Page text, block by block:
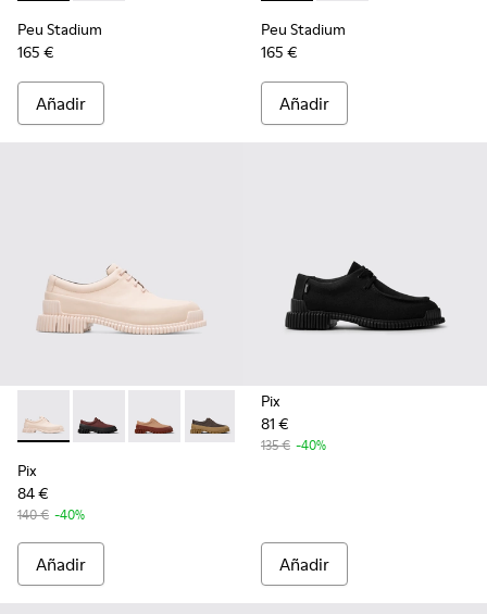
Peu Stadium
165 €
Añadir
Peu Stadium
165 €
Añadir
Pix - K200687-028 - Zapato de vestir nude con cordones
Pix - K200687-068
Pix - K200687-065
Pix - K200687-063
Pix - K200687-051
Pix
84 €
140 € -40%
Añadir
Pix
81 €
135 € -40%
Añadir